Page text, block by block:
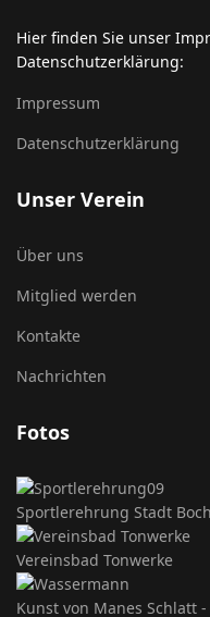
Hier finden Sie unser
Datenschutzerklärung:
Impressum
Datenschutzerklärung
Unser Verein
Über uns
Mitglied werden
Kontakte
Nachrichten
Fotos
Sportlerehrung Stadt
Vereinsbad Tonwerke
Kunst von Manes Schlatt